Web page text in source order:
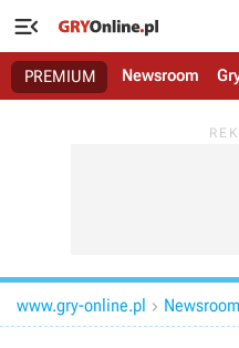

PREMIUM Newsroom
www.gry-online.pl  Newsroom